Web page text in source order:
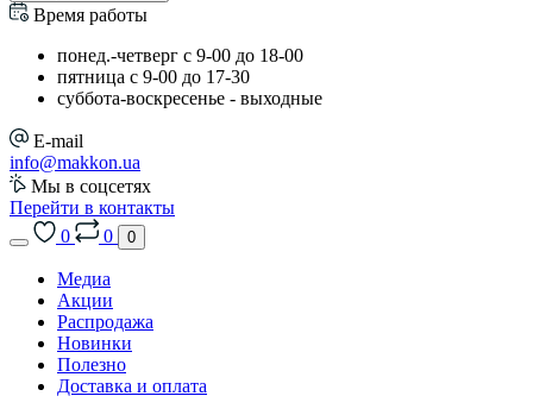
Время работы
понед.-четверг с 9-00 до 18-00
пятница с 9-00 до 17-30
cуббота-воскресенье - выходные
E-mail
info@makkon.ua
Мы в соцсетях
Перейти в контакты
0
0 0
Медиа
Акции
Распродажа
Новинки
Полезно
Доставка и оплата